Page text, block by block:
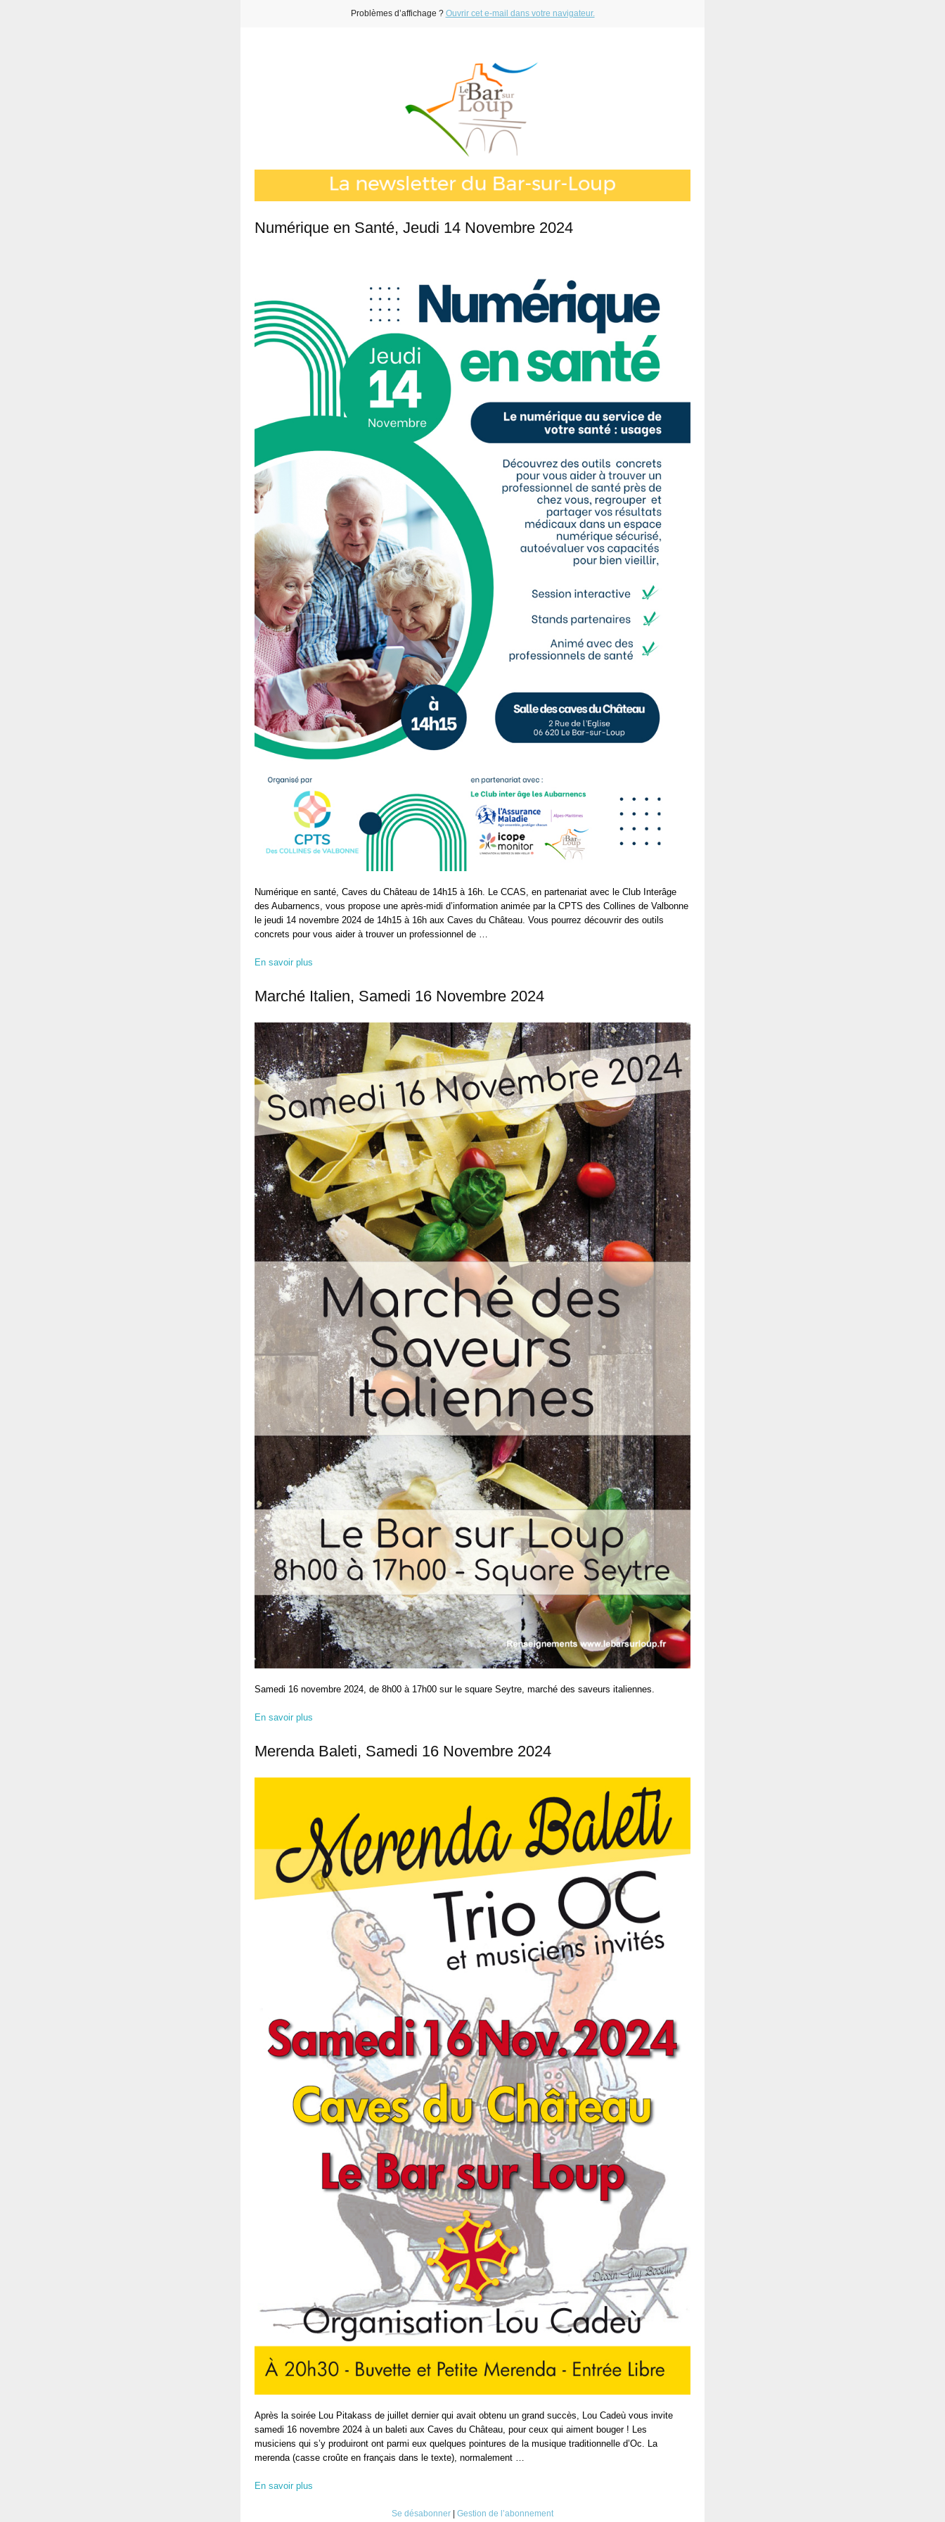
Problèmes d’affichage ? Ouvrir cet e-mail dans votre navigateur.
Numérique en Santé, Jeudi 14 Novembre 2024
Numérique en santé, Caves du Château de 14h15 à 16h. Le CCAS, en partenariat avec le Club Interâge
des Aubarnencs, vous propose une après-midi d’information animée par la CPTS des Collines de Valbonne
le jeudi 14 novembre 2024 de 14h15 à 16h aux Caves du Château. Vous pourrez découvrir des outils
concrets pour vous aider à trouver un professionnel de …
En savoir plus
Marché Italien, Samedi 16 Novembre 2024
Samedi 16 novembre 2024, de 8h00 à 17h00 sur le square Seytre, marché des saveurs italiennes.
En savoir plus
Merenda Baleti, Samedi 16 Novembre 2024
Après la soirée Lou Pitakass de juillet dernier qui avait obtenu un grand succès, Lou Cadeù vous invite
samedi 16 novembre 2024 à un baleti aux Caves du Château, pour ceux qui aiment bouger ! Les
musiciens qui s’y produiront ont parmi eux quelques pointures de la musique traditionnelle d’Oc. La
merenda (casse croûte en français dans le texte), normalement …
En savoir plus
Se désabonner Gestion de l’abonnement